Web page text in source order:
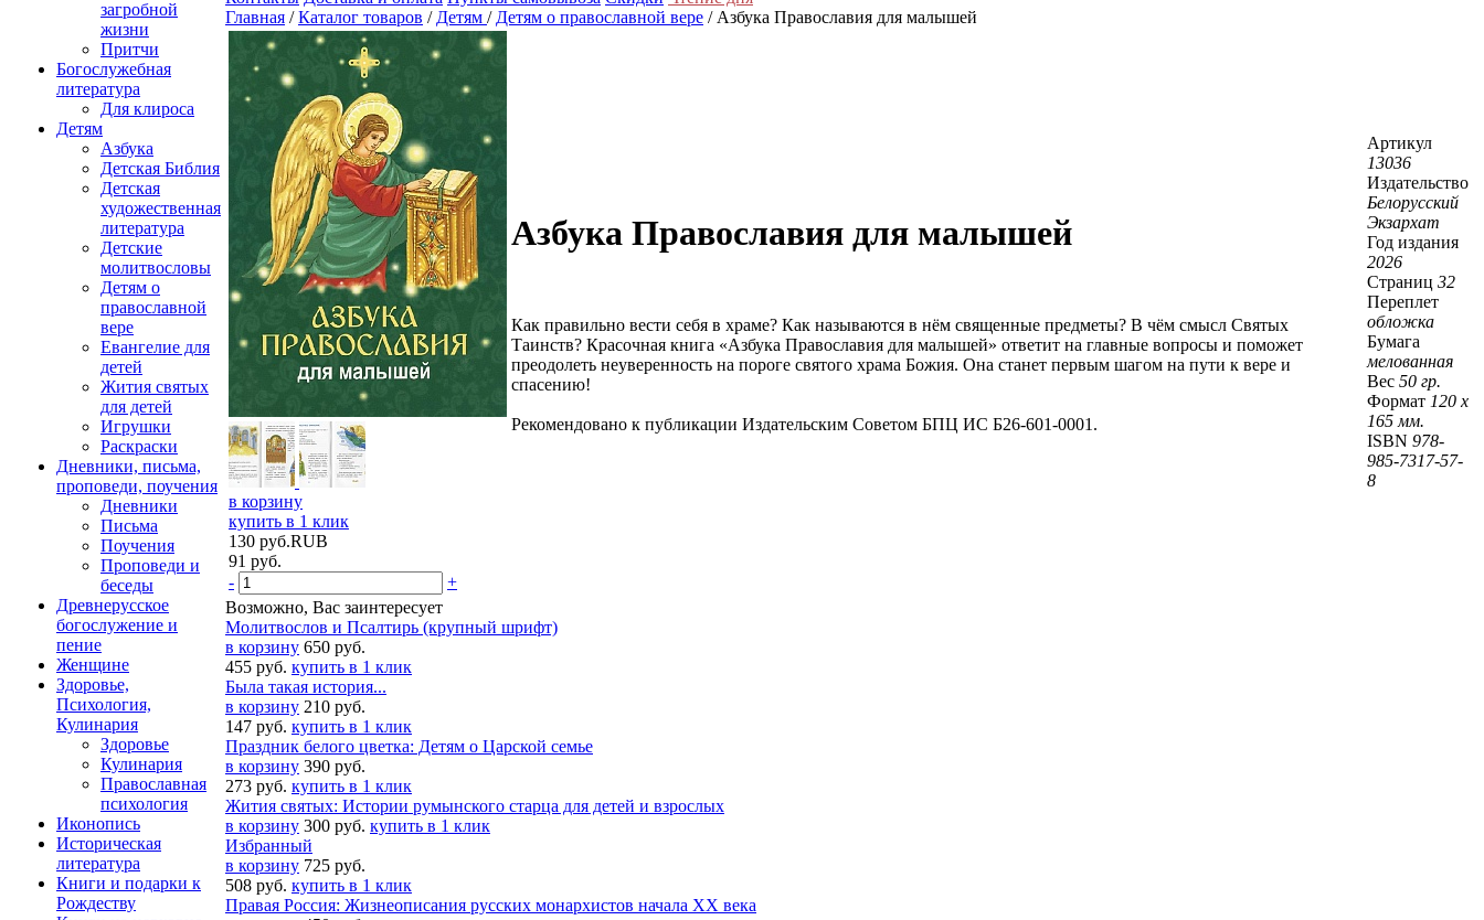
загробной
жизни
Притчи
Богослужебная
литература
Для клироса
Детям
Азбука
Детская Библия
Детская
художественная
литература
Детские
молитвословы
Детям о
православной
вере
Евангелие для
детей
Жития святых
для детей
Игрушки
Раскраски
Дневники, письма,
проповеди, поучения
Дневники
Письма
Поучения
Проповеди и
беседы
Древнерусское
богослужение и
пение
Женщине
Здоровье,
Психология,
Кулинария
Здоровье
Кулинария
Православная
психология
Иконопись
Историческая
литература
Книги и подарки к
Рождеству
Главная /Каталог товаров / Детям / Детям о православной вере / Азбука Православия для малышей
в корзину
купить в 1 клик
130 руб.RUB
91 руб.
-
+
Азбука Православия для малышей
Как правильно вести себя в храме? Как называются в нём священные предметы? В чём смысл Святых
Таинств? Красочная книга «Азбука Православия для малышей» ответит на главные вопросы и поможет
преодолеть неуверенность на пороге святого храма Божия. Она станет первым шагом на пути к вере и
спасению!
Рекомендовано к публикации Издательским Советом БПЦ ИС Б26-601-0001.
Артикул
13036
Издательство
Белорусский
Экзархат
Год издания
2026
Страниц 32
Переплет
обложка
Бумага
мелованная
Вес 50 гр.
Формат 120 х
165 мм.
ISBN 978-
985-7317-57-
8
Возможно, Вас заинтересует
Молитвослов и Псалтирь (крупный шрифт)
в корзину 650 руб.
455 руб. купить в 1 клик
Была такая история...
в корзину 210 руб.
147 руб. купить в 1 клик
Праздник белого цветка: Детям о Царской семье
в корзину 390 руб.
273 руб. купить в 1 клик
Жития святых: Истории румынского старца для детей и взрослых
в корзину 300 руб. купить в 1 клик
Избранный
в корзину 725 руб.
508 руб. купить в 1 клик
Правая Россия: Жизнеописания русских монархистов начала XX века